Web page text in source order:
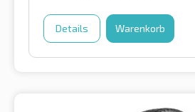
Details Warenkorb